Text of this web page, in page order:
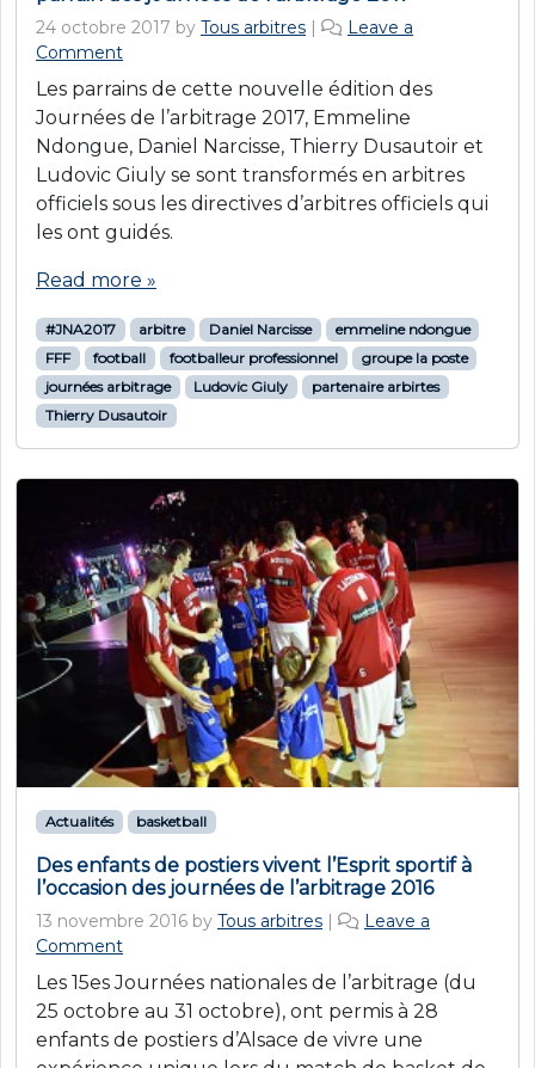
24 octobre 2017 by Tous arbitres |
Leave a
Comment
Les parrains de cette nouvelle édition des
Journées de l’arbitrage 2017, Emmeline
Ndongue, Daniel Narcisse, Thierry Dusautoir et
Ludovic Giuly se sont transformés en arbitres
officiels sous les directives d’arbitres officiels qui
les ont guidés.
Read more »
#JNA2017 arbitre Daniel Narcisse
emmeline ndongue
FFF
football footballeur professionnel
groupe la poste
journées arbitrage
Ludovic Giuly
partenaire arbirtes
Thierry Dusautoir
Actualités basketball
Des enfants de postiers vivent l’Esprit sportif à
l’occasion des journées de l’arbitrage 2016
13 novembre 2016 by Tous arbitres |
Leave a
Comment
Les 15es Journées nationales de l’arbitrage (du
25 octobre au 31 octobre), ont permis à 28
enfants de postiers d’Alsace de vivre une